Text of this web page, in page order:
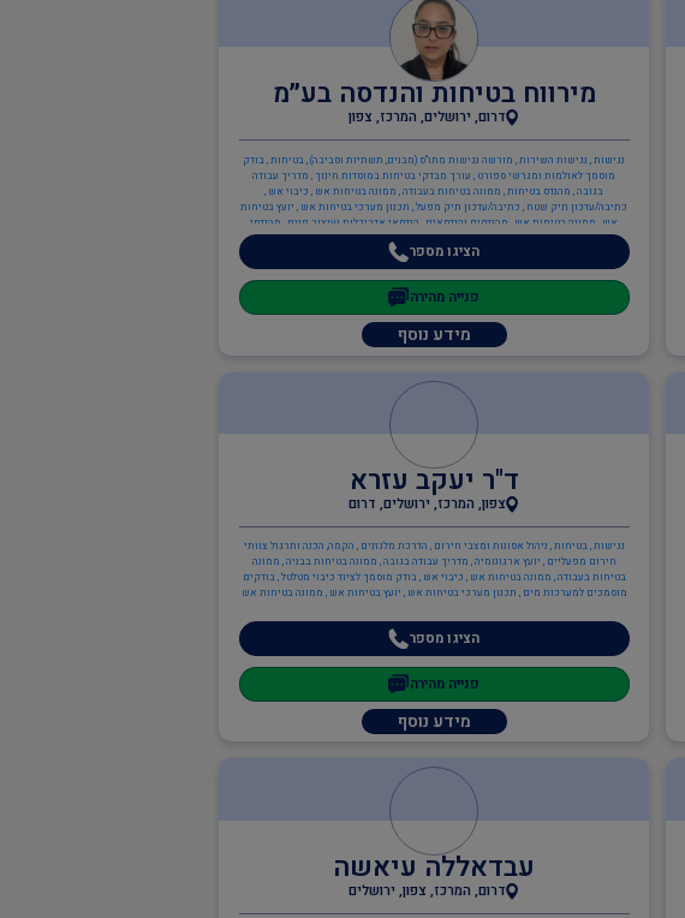
מירווח בטיחות והנדסה בע״מ
דרום, ירושלים, המרכז, צפון
נגישות , נגישות השירות , מורשה נגישות מתו"ס (מבנים, תשתיות וסביבה) , בטיחות , בודק
מוסמך לאולמות ומגרשי ספורט , עורך מבדקי בטיחות במוסדות חינוך , מדריך עבודה
בגובה , מהנדס בטיחות , ממונה בטיחות בעבודה , ממונה בטיחות אש , כיבוי אש ,
כתיבה/עדכון תיק שטח , כתיבה/עדכון תיק מפעל , תכנון מערכי בטיחות אש , יועץ בטיחות
אש , ממונה בטיחות אש , מהנדסים והנדסאים , הנדסאי אדריכלות ועיצוב פנים , מהנדסי
בטיחות
הציגו מספר
פנייה מהירה
מידע נוסף
ד"ר יעקב עזרא
צפון, המרכז, ירושלים, דרום
נגישות , בטיחות , ניהול אסונות ומצבי חירום , הדרכת מלגזנים , הקמה, הכנה ותרגול צוותי
חירום מפעליים , יועץ ארגונומיה , מדריך עבודה בגובה , ממונה בטיחות בבניה , ממונה
בטיחות בעבודה , ממונה בטיחות אש , כיבוי אש , בודק מוסמך לציוד כיבוי מטלטל , בודקים
מוסמכים למערכות מים , תכנון מערכי בטיחות אש , יועץ בטיחות אש , ממונה בטיחות אש
הציגו מספר
פנייה מהירה
מידע נוסף
עבדאללה עיאשה
דרום, המרכז, צפון, ירושלים